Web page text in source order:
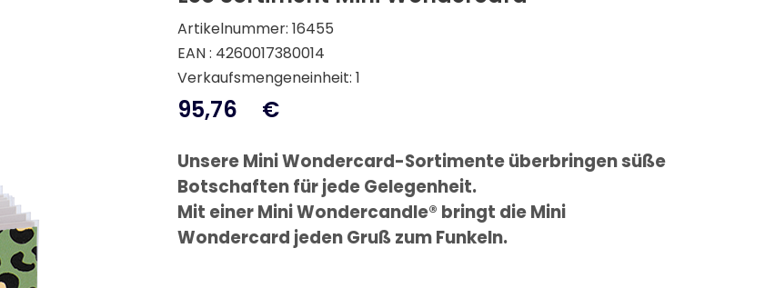
Artikelnummer: 16455
EAN : 4260017380014
Verkaufsmengeneinheit: 1
95,76 €
Unsere Mini Wondercard-Sortimente überbringen süße
Botschaften für jede Gelegenheit.
Mit einer Mini Wondercandle® bringt die Mini
Wondercard jeden Gruß zum Funkeln.